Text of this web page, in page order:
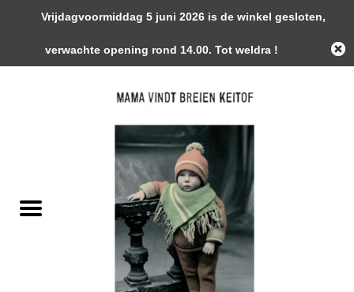
0 Artikelen - €0,00
Handwerk Toebehoren
Magazines / Patronen / Boeken
Vrijdagvoormiddag 5 juni 2026 is de winkel gesloten,
verwachte opening rond 14.00. Tot weldra !